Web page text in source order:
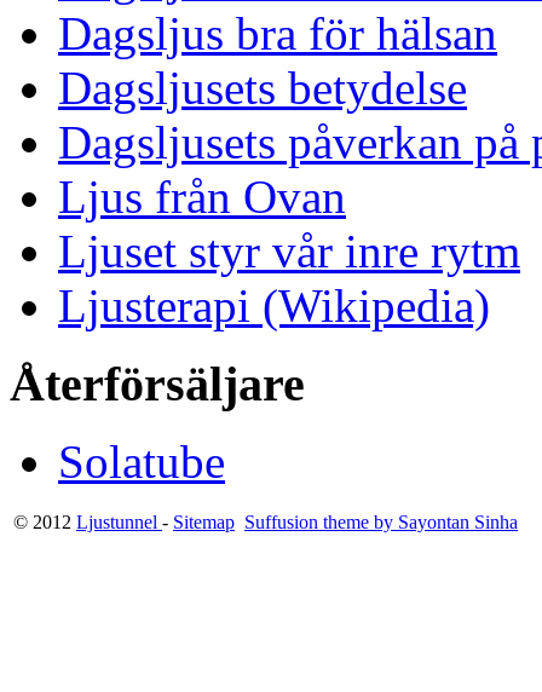
Dagsljus bra för hälsan
Dagsljusets betydelse
Dagsljusets påverkan på
Ljus från Ovan
Ljuset styr vår inre rytm
Ljusterapi (Wikipedia)
Återförsäljare
Solatube
© 2012 Ljustunnel - Sitemap Suffusion theme by Sayontan Sinha